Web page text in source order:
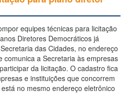
equipes técnicas para licitação
Diretores Democráticos já
das Cidades, no endereço
comunica a Secretaria às empresas
da licitação. O cadastro fica
e instituições que concorrem
no mesmo endereço eletrônico